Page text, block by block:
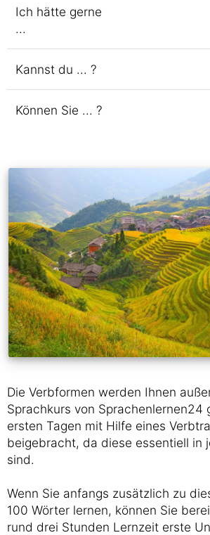
Ich hätte gerne
...
Kannst du ... ?
Können Sie ... ?
Die Verbformen werden Ihnen
Sprachkurs von Sprachenlernen24
ersten Tagen mit Hilfe eines
beigebracht, da diese essentiell in
sind.
Wenn Sie anfangs zusätzlich zu
100 Wörter lernen, können Sie
rund drei Stunden Lernzeit erste